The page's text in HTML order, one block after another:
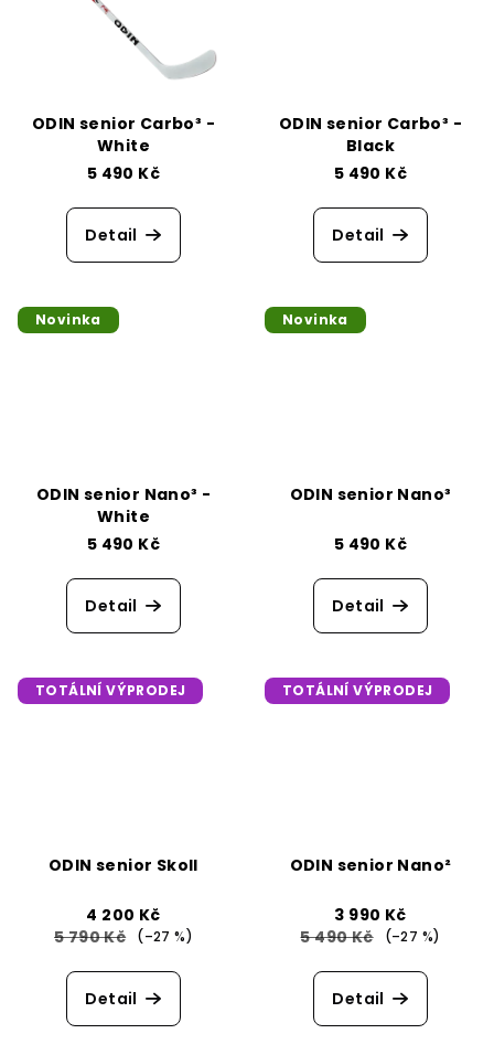
ODIN senior Carbo³ -
White
5 490 Kč
Detail
ODIN senior Carbo³ -
Black
5 490 Kč
Detail
Novinka
ODIN senior Nano³ -
White
5 490 Kč
Detail
Novinka
ODIN senior Nano³
5 490 Kč
Detail
TOTÁLNÍ VÝPRODEJ
ODIN senior Skoll
4 200 Kč
5 790 Kč
(–27 %)
Detail
TOTÁLNÍ VÝPRODEJ
ODIN senior Nano²
3 990 Kč
5 490 Kč
(–27 %)
Detail